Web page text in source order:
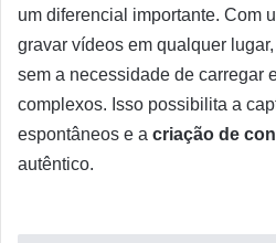
um diferencial importante. Com
gravar vídeos em qualquer
sem a necessidade de carregar
complexos. Isso possibilita a
espontâneos e a criação de
autêntico.